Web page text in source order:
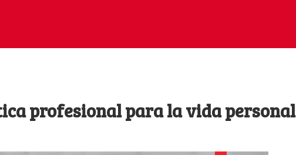
profesional para la vida personal